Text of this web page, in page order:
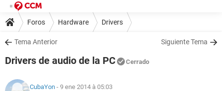
Foros Hardware Drivers
Tema Anterior Siguiente Tema
Drivers de audio de la PC Cerrado
CubaYon - 9 ene 2014 à 05:03